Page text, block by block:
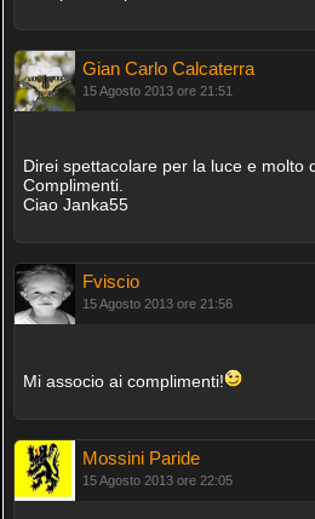
Gian Carlo Calcaterra
15 Agosto 2013 ore 21:51
Direi spettacolare per la luce e molto
Complimenti.
Ciao Janka55
Fviscio
15 Agosto 2013 ore 21:56
Mi associo ai complimenti!
Mossini Paride
15 Agosto 2013 ore 22:05